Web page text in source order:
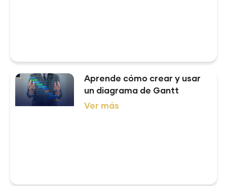
Aprende cómo crear y usar
un diagrama de Gantt
Ver más